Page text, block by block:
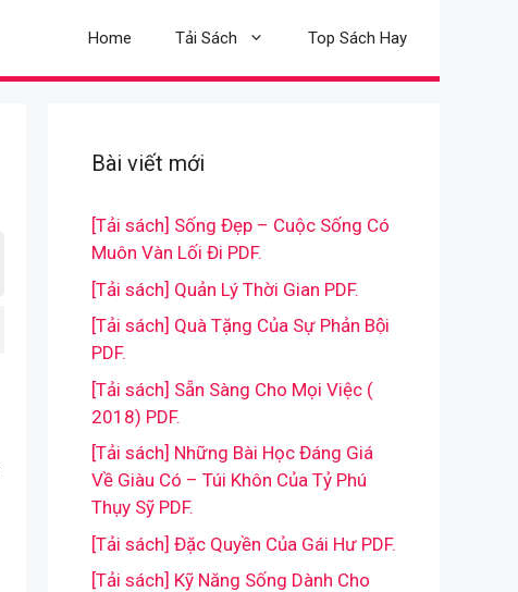
Home Tải Sách Top Sách Hay
Bài viết mới
[Tải sách] Sống Đẹp – Cuộc Sống Có
Muôn Vàn Lối Đi PDF.
[Tải sách] Quản Lý Thời Gian PDF.
[Tải sách] Quà Tặng Của Sự Phản Bội
PDF.
[Tải sách] Sẵn Sàng Cho Mọi Việc (
2018) PDF.
[Tải sách] Những Bài Học Đáng Giá
Về Giàu Có – Túi Khôn Của Tỷ Phú
Thụy Sỹ PDF.
[Tải sách] Đặc Quyền Của Gái Hư PDF.
[Tải sách] Kỹ Năng Sống Dành Cho